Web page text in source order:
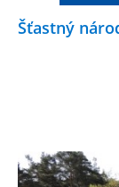
Šťastný